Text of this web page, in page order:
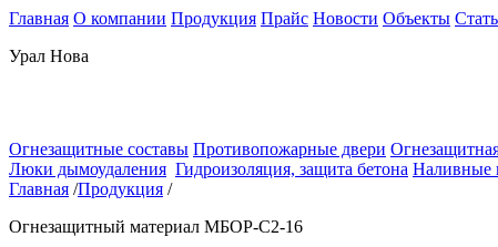
Главная О компании Продукция Прайс Новости Объекты
Урал Нова
Огнезащитные составы Противопожарные двери
Люки дымоудаления Гидроизоляция, защита бетона Наливные
Главная /Продукция /
Огнезащитный материал МБОР-С2-16